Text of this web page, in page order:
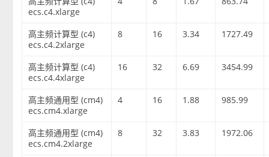
ecs.c4.xlarge
高主频计算型 (c4)
ecs.c4.2xlarge
8 16 3.34 1727.49
高主频计算型 (c4)
ecs.c4.4xlarge
16 32 6.69 3454.99
高主频通用型 (cm4)
ecs.cm4.xlarge
4 16 1.88 985.99
高主频通用型 (cm4)
ecs.cm4.2xlarge
8 32 3.83 1972.06